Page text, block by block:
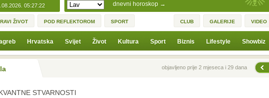
05:27:22 dnevni horoskop →
ŽIVOT POD REFLEKTOROM SPORT CLUB GALERIJE VIDEO
Hrvatska Svijet Život Kultura Sport Biznis Lifestyle Showbiz
Prethodna vijestobjavljeno prije 2 mjeseca i 29 dana
STVARNOSTI